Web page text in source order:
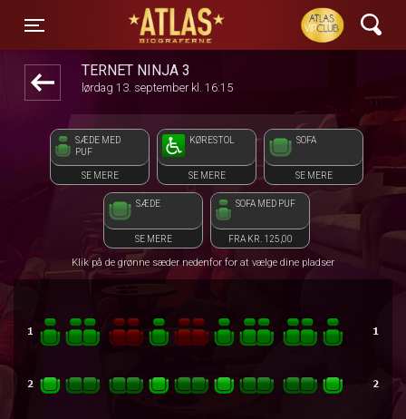
Toggle navigation
ATLAS Biograferne
TERNET NINJA 3
lørdag 13. september kl. 16:15
SÆDE MED
PUF
SE MERE
KØRESTOL
SE MERE
SOFA
SE MERE
SÆDE
SE MERE
SOFA MED PUF
FRA KR. 125,00
Klik på de grønne sæder nedenfor for at vælge dine pladser
front05-temp 125620